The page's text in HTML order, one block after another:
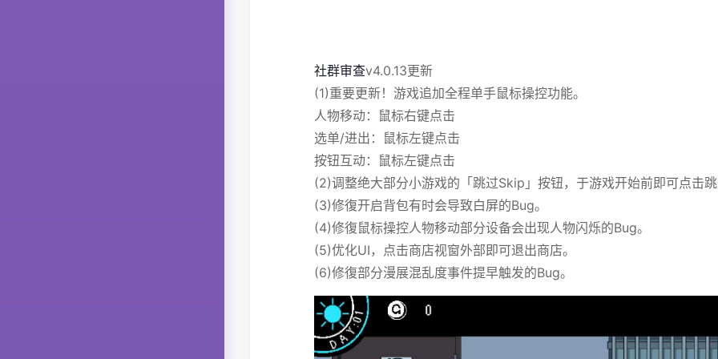
社群审查v4.0.13更新
(1)重要更新！游戏追加全程单手鼠标操控功能。
人物移动：鼠标右键点击
选单/进出：鼠标左键点击
按钮互动：鼠标左键点击
(2)调整绝大部分小游戏的「跳过Skip」按钮，于游戏开始前即可点击
(3)修復开启背包有时会导致白屏的Bug。
(4)修復鼠标操控人物移动部分设备会出现人物闪烁的Bug。
(5)优化UI，点击商店视窗外部即可退出商店。
(6)修復部分漫展混乱度事件提早触发的Bug。